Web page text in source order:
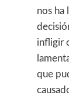
nos ha
infligir
que